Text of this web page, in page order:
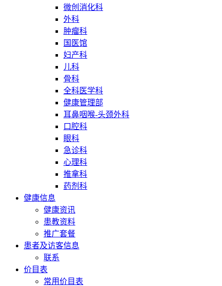
微创消化科
外科
肿瘤科
国医馆
妇产科
儿科
骨科
全科医学科
健康管理部
耳鼻咽喉-头颈外科
口腔科
眼科
急诊科
心理科
推拿科
药剂科
健康信息
健康资讯
患教资料
推广套餐
患者及访客信息
联系
价目表
常用价目表